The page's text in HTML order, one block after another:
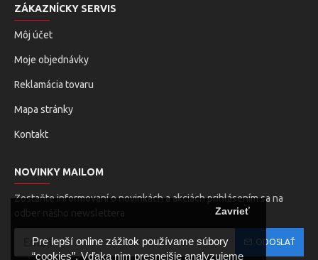
Pre lepší online zážitok používame súbory
“cookies”. Vďaka nim presnejšie analyzujeme
Zavrieť
ZÁKAZNÍCKY SERVIS
Môj účet
Moje objednávky
Reklamácia tovaru
Mapa stránky
Kontakt
NOVINKY MAILOM
Zostaňte informovaní o novinkách a akciách prihlásením sa na
ODOSLAŤ